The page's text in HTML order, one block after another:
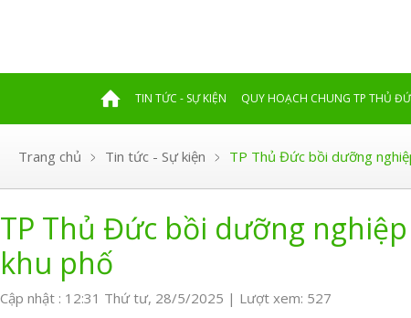
TIN TỨC - SỰ KIỆN QUY HOẠCH CHUNG TP THỦ
Trang chủ Tin tức - Sự kiện TP Thủ Đức bồi dưỡng
TP Thủ Đức bồi dưỡng
khu phố
Cập nhật : 12:31 Thứ tư, 28/5/2025 | Lượt xem: 527